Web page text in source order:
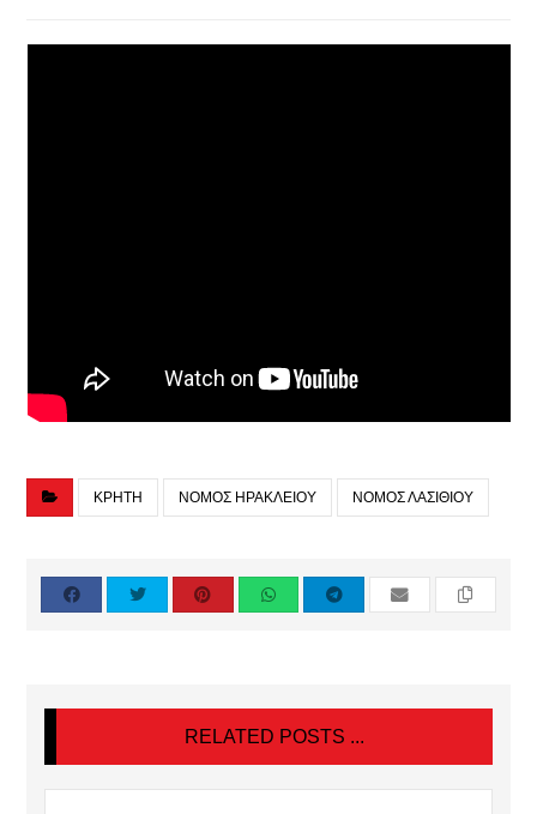
ΚΡΗΤΗ ΝΟΜΟΣ ΗΡΑΚΛΕΙΟΥ ΝΟΜΟΣ ΛΑΣΙΘΙΟΥ
RELATED POSTS ...